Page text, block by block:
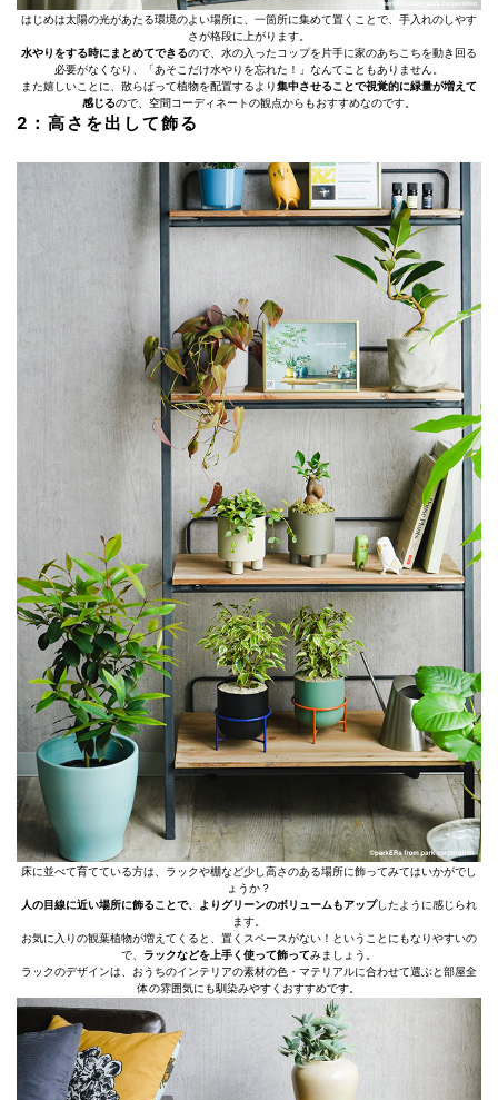
はじめは太陽の光があたる環境のよい場所に、一箇所に集めて置くことで、手入れのしやす
さが格段に上がります。
水やりをする時にまとめてできるので、水の入ったコップを片手に家のあちこちを動き回る
必要がなくなり、「あそこだけ水やりを忘れた！」なんてこともありません。
また嬉しいことに、散らばって植物を配置するより集中させることで視覚的に緑量が増えて
感じるので、空間コーディネートの観点からもおすすめなのです。
2：高さを出して飾る
床に並べて育てている方は、ラックや棚など少し高さのある場所に飾ってみてはいかがでし
ょうか？
人の目線に近い場所に飾ることで、よりグリーンのボリュームもアップしたように感じられ
ます。
お気に入りの観葉植物が増えてくると、置くスペースがない！ということにもなりやすいの
で、 ラックなどを上手く使って飾ってみましょう。
ラックのデザインは、おうちのインテリアの素材の色・マテリアルに合わせて選ぶと部屋全
体の雰囲気にも馴染みやすくおすすめです。